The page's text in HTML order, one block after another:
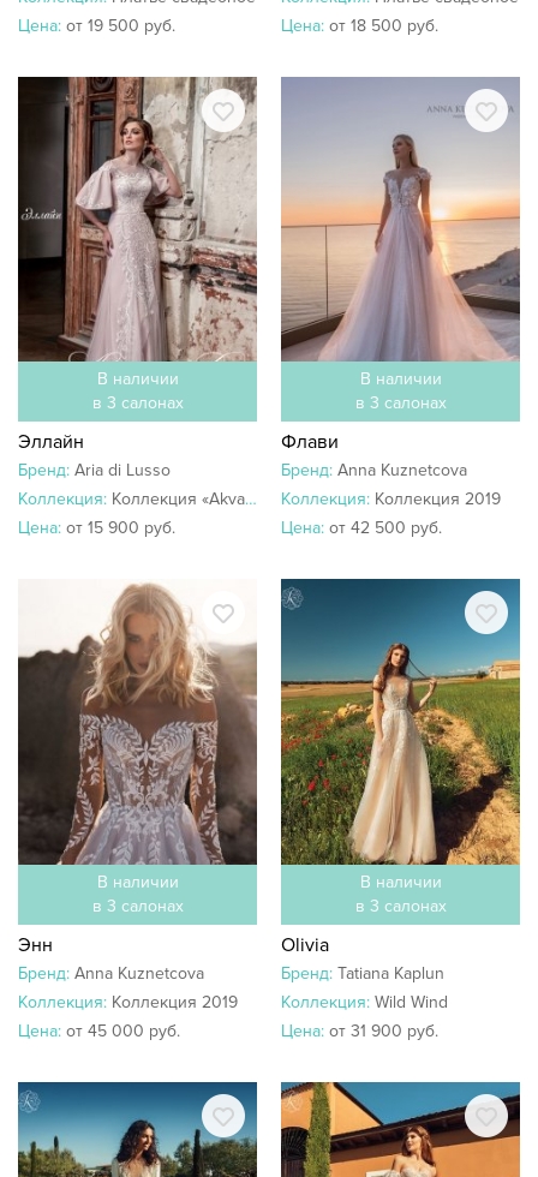
Цена: от 19 500 руб.
Цена: от 18 500 руб.
В наличии
в 3 салонах
Эллайн
Бренд: Aria di Lusso
Коллекция: Коллекция «Akvarel»
Цена: от 15 900 руб.
В наличии
в 3 салонах
Флави
Бренд: Anna Kuznetcova
Коллекция: Коллекция 2019
Цена: от 42 500 руб.
В наличии
в 3 салонах
Энн
Бренд: Anna Kuznetcova
Коллекция: Коллекция 2019
Цена: от 45 000 руб.
В наличии
в 3 салонах
Olivia
Бренд: Tatiana Kaplun
Коллекция: Wild Wind
Цена: от 31 900 руб.